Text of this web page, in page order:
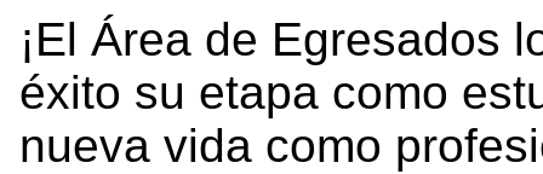
¡El Área de Egresados
éxito su etapa como
nueva vida como